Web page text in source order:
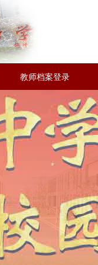
教师档案登录